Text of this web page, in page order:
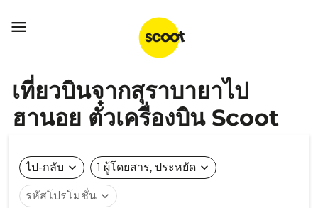

เที่ยวบินจากสุราบายาไป
ฮานอย ตั๋วเครื่องบิน Scoot
ไป-กลับ expand_more 1 ผู้โดยสาร, ประหยัด expand_more
รหัสโปรโมชั่น expand_more